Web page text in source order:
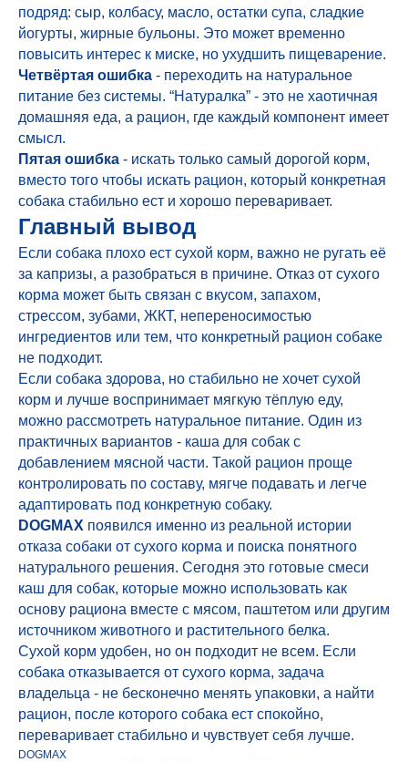
подряд: сыр, колбасу, масло, остатки супа, сладкие
йогурты, жирные бульоны. Это может временно
повысить интерес к миске, но ухудшить пищеварение.
Четвёртая ошибка - переходить на натуральное
питание без системы. “Натуралка” - это не хаотичная
домашняя еда, а рацион, где каждый компонент имеет
смысл.
Пятая ошибка - искать только самый дорогой корм,
вместо того чтобы искать рацион, который конкретная
собака стабильно ест и хорошо переваривает.
Главный вывод
Если собака плохо ест сухой корм, важно не ругать её
за капризы, а разобраться в причине. Отказ от сухого
корма может быть связан с вкусом, запахом,
стрессом, зубами, ЖКТ, непереносимостью
ингредиентов или тем, что конкретный рацион собаке
не подходит.
Если собака здорова, но стабильно не хочет сухой
корм и лучше воспринимает мягкую тёплую еду,
можно рассмотреть натуральное питание. Один из
практичных вариантов - каша для собак с
добавлением мясной части. Такой рацион проще
контролировать по составу, мягче подавать и легче
адаптировать под конкретную собаку.
DOGMAX появился именно из реальной истории
отказа собаки от сухого корма и поиска понятного
натурального решения. Сегодня это готовые смеси
каш для собак, которые можно использовать как
основу рациона вместе с мясом, паштетом или другим
источником животного и растительного белка.
Сухой корм удобен, но он подходит не всем. Если
собака отказывается от сухого корма, задача
владельца - не бесконечно менять упаковки, а найти
рацион, после которого собака ест спокойно,
переваривает стабильно и чувствует себя лучше.
DOGMAX